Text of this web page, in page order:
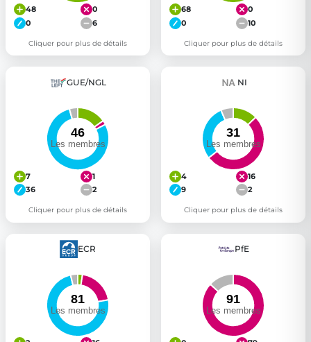
48
0
0
6
Cliquer pour plus de détails
68
0
0
10
Cliquer pour plus de détails
GUE/NGL
7
1
36
2
Cliquer pour plus de détails
NI
4
16
9
2
Cliquer pour plus de détails
ECR PfE